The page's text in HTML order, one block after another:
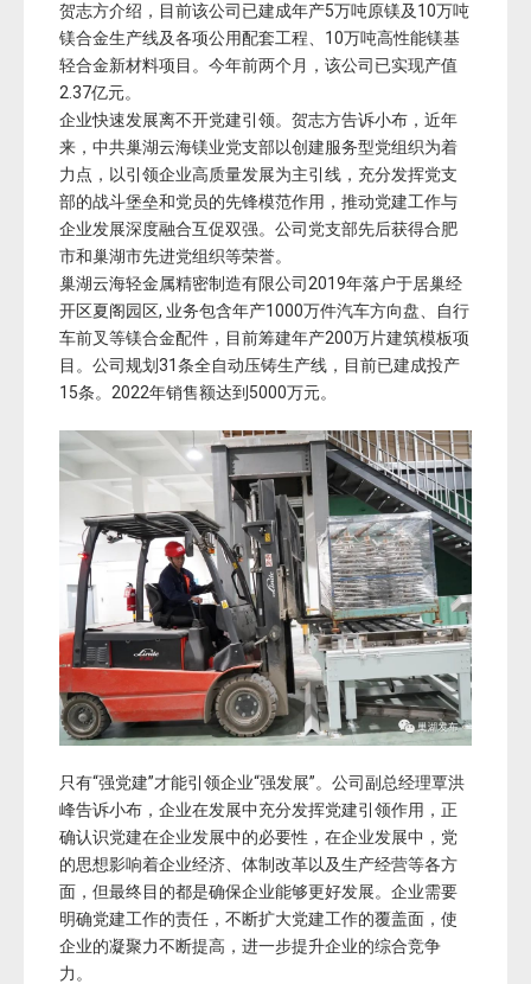
贺志方介绍，目前该公司已建成年产5万吨原镁及10万吨
镁合金生产线及各项公用配套工程、10万吨高性能镁基
轻合金新材料项目。今年前两个月，该公司已实现产值
2.37亿元。
企业快速发展离不开党建引领。贺志方告诉小布，近年
来，中共巢湖云海镁业党支部以创建服务型党组织为着
力点，以引领企业高质量发展为主引线，充分发挥党支
部的战斗堡垒和党员的先锋模范作用，推动党建工作与
企业发展深度融合互促双强。公司党支部先后获得合肥
市和巢湖市先进党组织等荣誉。
巢湖云海轻金属精密制造有限公司2019年落户于居巢经
开区夏阁园区, 业务包含年产1000万件汽车方向盘、自行
车前叉等镁合金配件，目前筹建年产200万片建筑模板项
目。公司规划31条全自动压铸生产线，目前已建成投产
15条。2022年销售额达到5000万元。
只有“强党建”才能引领企业“强发展”。公司副总经理覃洪
峰告诉小布，企业在发展中充分发挥党建引领作用，正
确认识党建在企业发展中的必要性，在企业发展中，党
的思想影响着企业经济、体制改革以及生产经营等各方
面，但最终目的都是确保企业能够更好发展。企业需要
明确党建工作的责任，不断扩大党建工作的覆盖面，使
企业的凝聚力不断提高，进一步提升企业的综合竞争
力。